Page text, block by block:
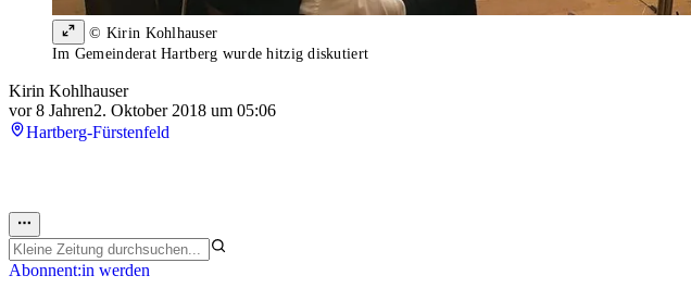
© Kirin Kohlhauser
Im Gemeinderat Hartberg wurde hitzig diskutiert
Kirin Kohlhauser
vor 8 Jahren2. Oktober 2018 um 05:06
Hartberg-Fürstenfeld
Abonnent:in werden